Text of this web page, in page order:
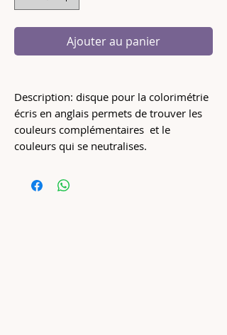
Ajouter au panier
Description: disque pour la colorimétrie
écris en anglais permets de trouver les
couleurs complémentaires et le
couleurs qui se neutralises.